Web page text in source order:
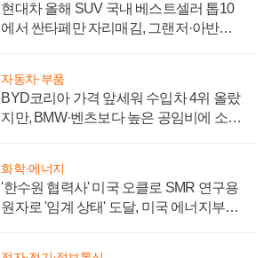
현대차 올해 SUV 국내 베스트셀러 톱10
에서 싼타페만 자리매김, 그랜저·아반떼
자동차·부품
BYD코리아 가격 앞세워 수입차 4위 올랐
지만, BMW·벤츠보다 높은 공임비에 소비
화학·에너지
'한수원 협력사' 미국 오클로 SMR 연구용
원자로 '임계 상태' 도달, 미국 에너지부